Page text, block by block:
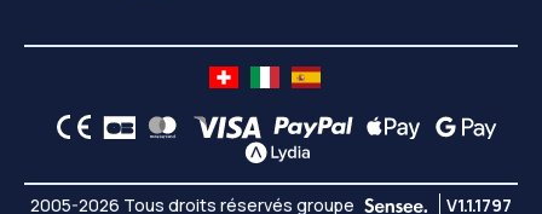
2005-2026 Tous droits réservés groupe
V1.1.1797